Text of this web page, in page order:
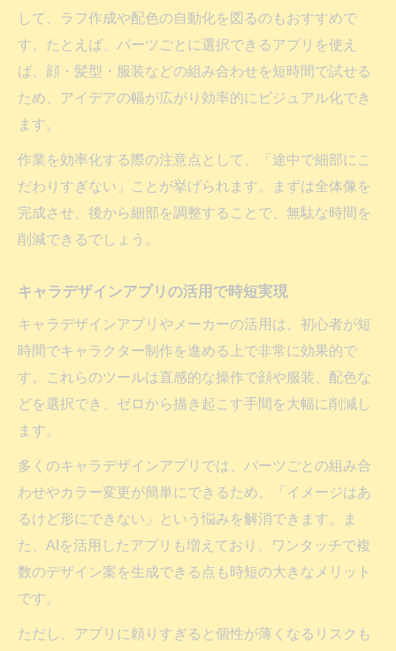
して、ラフ作成や配色の自動化を図るのもおすすめで
す。たとえば、パーツごとに選択できるアプリを使え
ば、顔・髪型・服装などの組み合わせを短時間で試せる
ため、アイデアの幅が広がり効率的にビジュアル化でき
ます。
作業を効率化する際の注意点として、「途中で細部にこ
だわりすぎない」ことが挙げられます。まずは全体像を
完成させ、後から細部を調整することで、無駄な時間を
削減できるでしょう。
キャラデザインアプリの活用で時短実現
キャラデザインアプリやメーカーの活用は、初心者が短
時間でキャラクター制作を進める上で非常に効果的で
す。これらのツールは直感的な操作で顔や服装、配色な
どを選択でき、ゼロから描き起こす手間を大幅に削減し
ます。
多くのキャラデザインアプリでは、パーツごとの組み合
わせやカラー変更が簡単にできるため、「イメージはあ
るけど形にできない」という悩みを解消できます。ま
た、AIを活用したアプリも増えており、ワンタッチで複
数のデザイン案を生成できる点も時短の大きなメリット
です。
ただし、アプリに頼りすぎると個性が薄くなるリスクも